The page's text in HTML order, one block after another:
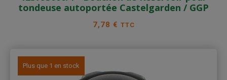
tondeuse autoportée Castelgarden / GGP
Prix
7,78 € TTC
Plus que 1 en stock